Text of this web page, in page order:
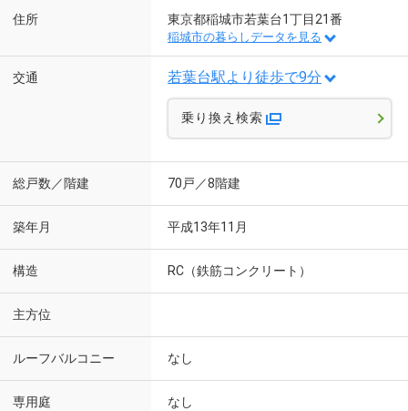
住所 東京都稲城市若葉台1丁目21番
稲城市の暮らしデータを見る
交通 若葉台駅より徒歩で9分
乗り換え検索
総戸数／階建 70戸／8階建
築年月 平成13年11月
構造 RC（鉄筋コンクリート）
主方位
ルーフバルコニー なし
専用庭 なし